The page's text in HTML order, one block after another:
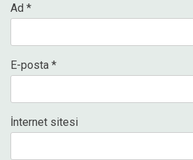
Ad *
E-posta *
İnternet sitesi